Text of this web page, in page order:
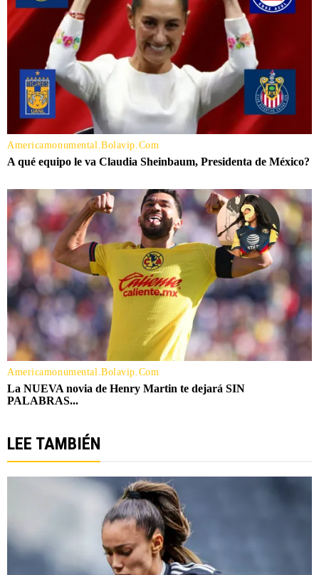
LEE TAMBIÉN